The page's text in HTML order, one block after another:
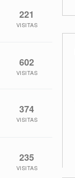
221
VISITAS
602
VISITAS
374
VISITAS
235
VISITAS